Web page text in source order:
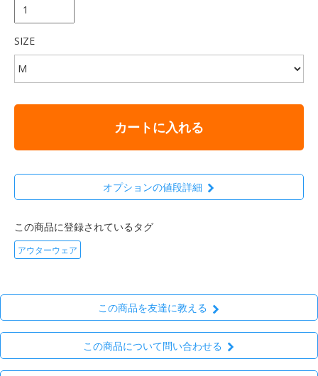
SIZE
カートに入れる
オプションの値段詳細
この商品に登録されているタグ
アウターウェア
この商品を友達に教える
この商品について問い合わせる